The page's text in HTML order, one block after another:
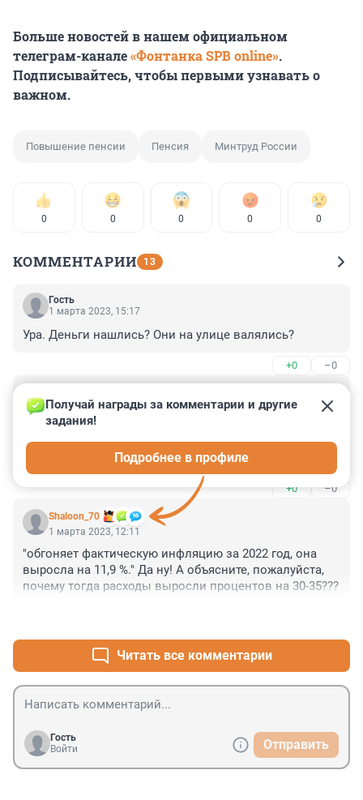
Больше новостей в нашем официальном
телеграм-канале«Фонтанка SPB online».
Подписывайтесь, чтобы первыми узнавать о
важном.
Повышение пенсии Пенсия Минтруд России
0 0 0 0 0
КОММЕНТАРИИ 13
Гость
1 марта 2023, 15:17
Ура. Деньги нашлись? Они на улице валялись?
+0 –0
1 марта 2023, 13:51
Странные какие то повышения. Скажем, кто
выработал стаж в 40 лет трудясь в значимых
отраслях народного хозяйства: нефтегазовый сектор,
переработка, промышленность, сельское хозяйство и
др. ненамного больше получают тех, кто работал ,,на
себя,,, кто работал на ,,серых зарплатах,,, кто вообще 5-
10 лет стаж имеет. Было б правильно учитывать
личный вклад, а не уравнивать пенсии.
+0 –0
Shaloon_70
Получай награды за комментарии и другие
задания!
Подробнее в профиле
1 марта 2023, 12:11
"обгоняет фактическую инфляцию за 2022 год, она
выросла на 11,9 %." Да ну! А объясните, пожалуйста,
почему тогда расходы выросли процентов на 30-35???
Читать все комментарии
Гость
Войти
Отправить